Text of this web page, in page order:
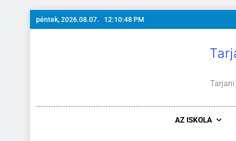
Ugrás
a
péntek, 2026.08.07. 12:10:49 PM
AZ ISKOLA